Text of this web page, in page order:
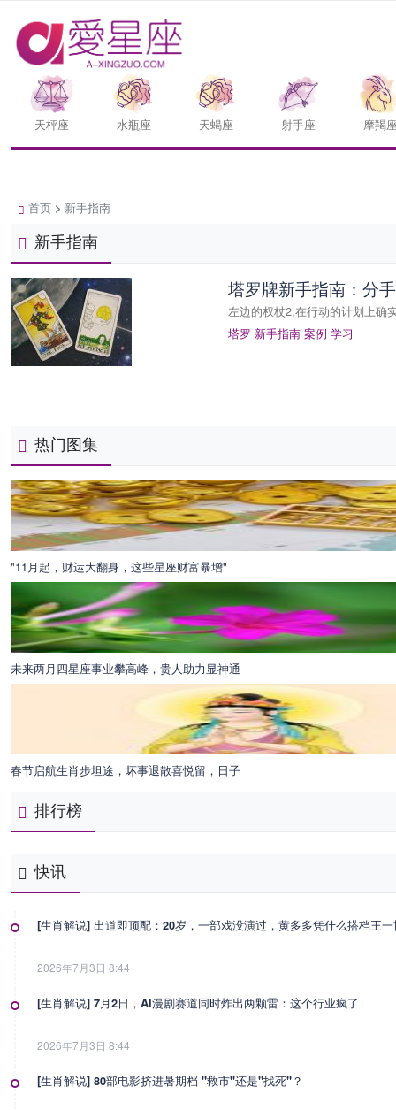
天枰座 水瓶座 天蝎座 射手座 摩羯
首页 > 新手指南
新手指南
塔罗牌新手指南：分
左边的权杖2,在行动的计划上确
塔罗 新手指南 案例 学习
热门图集
"11月起，财运大翻身，这些星座财富暴增"
未来两月四星座事业攀高峰，贵人助力显神通
春节启航生肖步坦途，坏事退散喜悦留，日子
排行榜
快讯
[生肖解说] 出道即顶配：20岁，一部戏没演过，黄多多凭什么搭档王
2026年7月3日 8:44
[生肖解说] 7月2日，AI漫剧赛道同时炸出两颗雷：这个行业疯了
2026年7月3日 8:44
[生肖解说] 80部电影挤进暑期档 "救市"还是"找死"？